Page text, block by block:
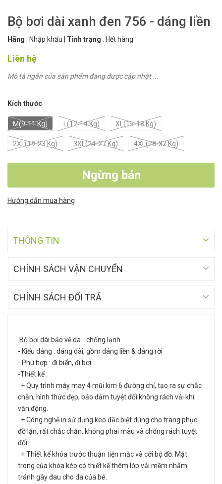
Bộ bơi dài xanh đen 756 - dáng liền
Hãng : Nhập khẩu Tình trạng : Hết hàng
Liên hệ
Mô tả ngắn của sản phẩm đang được cập nhật ...
Kích thước
M(9-11 Kg) L(12-14 Kg) XL(15-18 Kg)
2XL(19-23 Kg) 3XL(24-27 Kg) 4XL(28-32 Kg)
Ngừng bán
Hướng dẫn mua hàng
THÔNG TIN
CHÍNH SÁCH VẬN CHUYỂN
CHÍNH SÁCH ĐỔI TRẢ
Bộ bơi dài bảo vệ da - chống lạnh
- Kiểu dáng : dáng dài, gồm dáng liền & dáng rời
- Phù hợp : đi biển, đi bơi
-Thiết kế :
+ Quy trình máy may 4 mũi kim 6 đường chỉ, tạo ra sự chắc
chắn, hình thức đẹp, bảo đảm tuyệt đối không rách vải khi
vận động.
+ Công nghệ in sử dụng keo đặc biệt dùng cho trang phục
đồ lặn, rất chắc chắn, không phai màu và chống rách tuyệt
đối.
+ Thiết kế khóa trước thuận tiện mặc và cởi bộ đồ. Mặt
trong của khóa kéo có thiết kế thêm lớp vải mềm nhằm
tránh gây đau cho da của bé.